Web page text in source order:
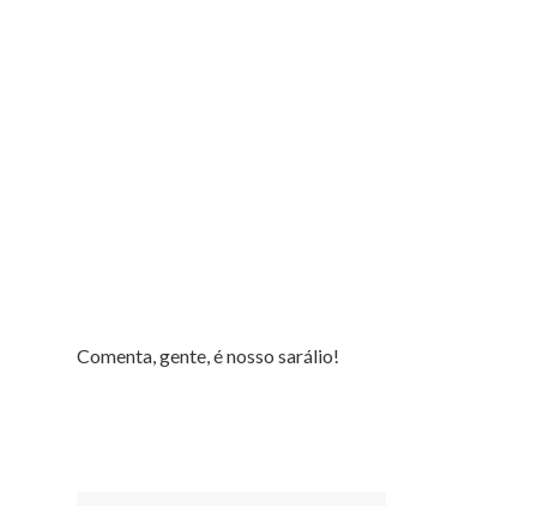
Comenta, gente, é nosso sarálio!